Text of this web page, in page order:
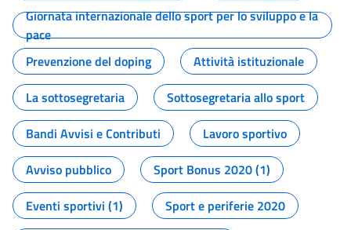
Giornata internazionale dello sport per lo sviluppo e la
pace
Prevenzione del doping
Attività istituzionale
La sottosegretaria
Sottosegretaria allo sport
Bandi Avvisi e Contributi
Lavoro sportivo
Avviso pubblico
Sport Bonus 2020 (1)
Eventi sportivi (1)
Sport e periferie 2020